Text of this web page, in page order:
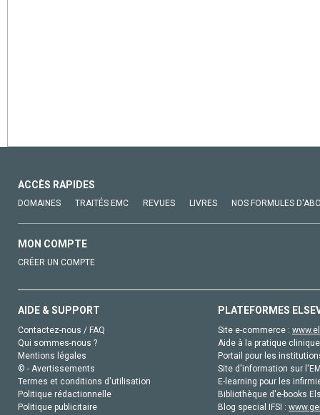
ACCÈS RAPIDES
DOMAINES TRAITÉS EMC REVUES LIVRES NOS FORMULES
MON COMPTE
CRÉER UN COMPTE
AIDE & SUPPORT
Contactez-nous / FAQ
Qui sommes-nous ?
Mentions légales
© - Avertissements
Termes et conditions d'utilisation
Politique rédactionnelle
Politique publicitaire
PLATEFORMES
Site e-commerce :
Aide à la pratique
Portail pour les
Site d'information sur
E-learning pour les
Bibliothèque d'e-books
Blog special IFSI :